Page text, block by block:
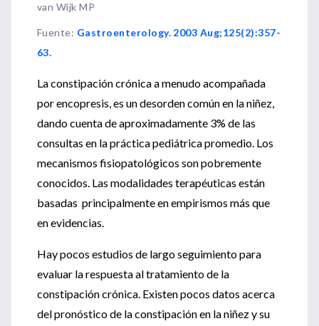
van Wijk MP
Fuente: Gastroenterology. 2003 Aug;125(2):357-
63.
La constipación crónica a menudo acompañada
por encopresis, es un desorden común en la niñez,
dando cuenta de aproximadamente 3% de las
consultas en la práctica pediátrica promedio. Los
mecanismos fisiopatológicos son pobremente
conocidos. Las modalidades terapéuticas están
basadas principalmente en empirismos más que
en evidencias.
Hay pocos estudios de largo seguimiento para
evaluar la respuesta al tratamiento de la
constipación crónica. Existen pocos datos acerca
del pronóstico de la constipación en la niñez y su